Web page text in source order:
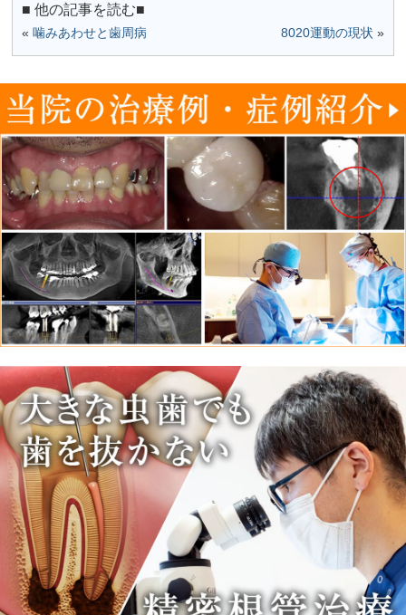
■ 他の記事を読む■
«噛みあわせと歯周病 8020運動の現状 »